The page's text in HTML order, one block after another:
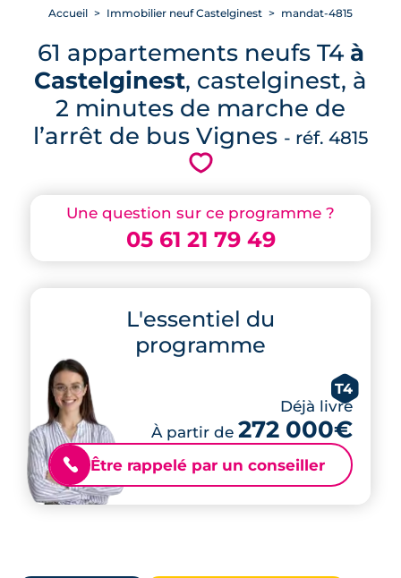
Une question sur ce programme ?
05 61 21 79 49
L'essentiel du
programme
T4
Déjà livré
À partir de 272 000€
📞 Être rappelé par un conseiller
Accueil Immobilier neuf Castelginest mandat-4815
61 appartements neufs T4 à
Castelginest, castelginest, à
2 minutes de marche de
l’arrêt de bus Vignes - réf. 4815
💗